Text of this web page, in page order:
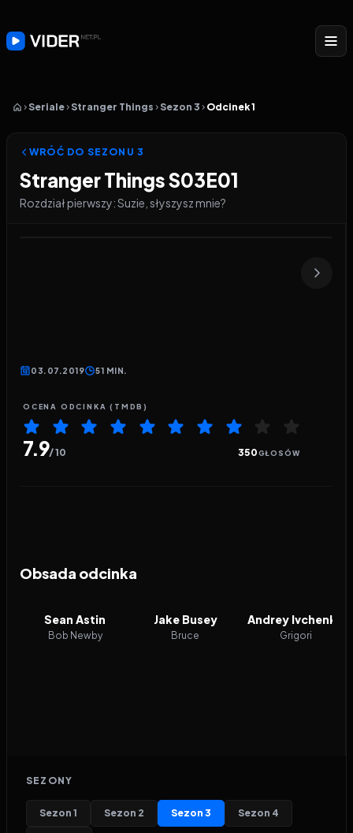
Seriale Stranger Things Sezon 3 Odcinek 1
WRÓĆ DO SEZONU 3
Stranger Things S03E01
Rozdział pierwszy: Suzie, słyszysz mnie?
03.07.2019 51 MIN.
OCENA ODCINKA (TMDB)
7.9/ 10 350GŁOSÓW
Obsada odcinka
Sean Astin
Bob Newby
Jake Busey
Bruce
Andrey Ivchenko
Grigori
SEZONY
Sezon 1 Sezon 2 Sezon 3 Sezon 4